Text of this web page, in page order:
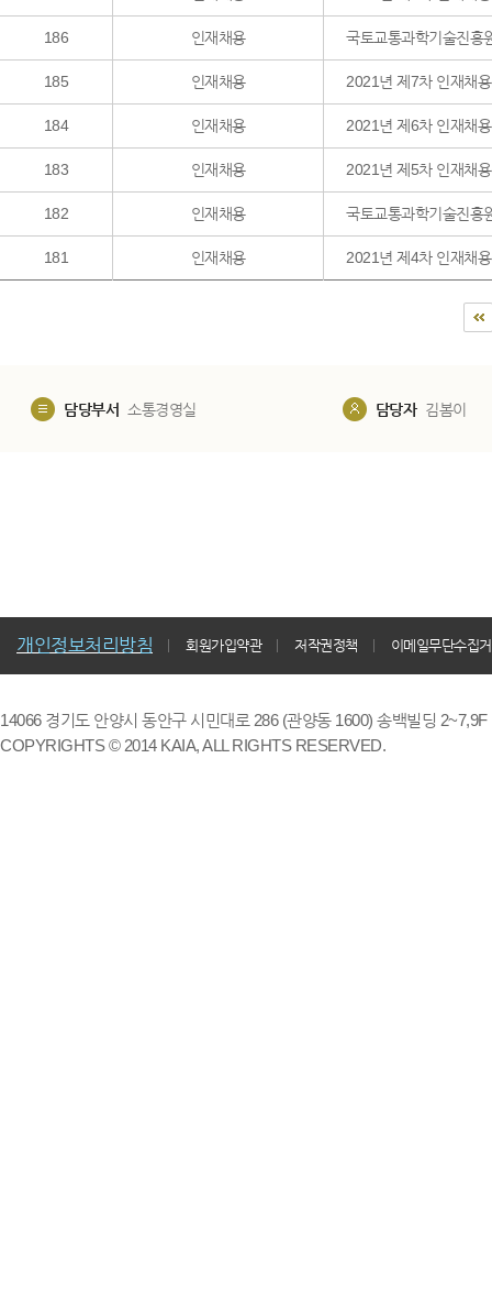
186 인재채용 국토교통과학기술진흥
185 인재채용 2021년 제7차 인재채
184 인재채용 2021년 제6차 인재채
183 인재채용 2021년 제5차 인재채
182 인재채용 국토교통과학기술진흥
181 인재채용 2021년 제4차 인재채
담당부서 소통경영실 담당자 김봄이
개인정보처리방침 회원가입약관 저작권정책 이메일무단수집
14066 경기도 안양시 동안구 시민대로 286 (관양동 1600) 송백빌딩
COPYRIGHTS © 2014 KAIA, ALL RIGHTS RESERVED.